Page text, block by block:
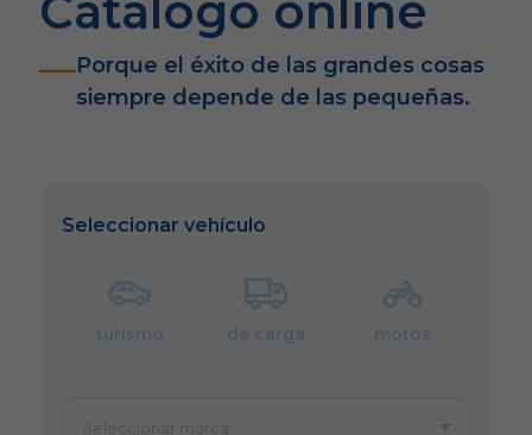
Porque el éxito de las grandes cosas
siempre depende de las pequeñas.
Seleccionar vehículo